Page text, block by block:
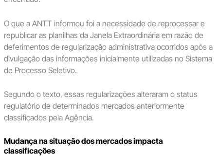
O que a ANTT informou foi a necessidade de reprocessar e
republicar as planilhas da Janela Extraordinária em razão de
deferimentos de regularização administrativa ocorridos após a
divulgação das informações inicialmente utilizadas no Sistema
de Processo Seletivo.
Segundo o texto, essas regularizações alteraram o status
regulatório de determinados mercados anteriormente
classificados pela Agência.
Mudança na situação dos mercados impacta
classificações